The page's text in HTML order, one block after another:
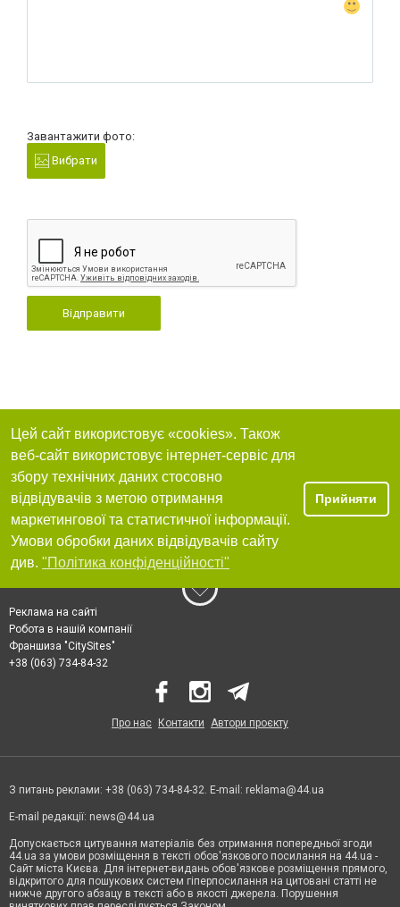
Завантажити фото:
Вибрати
Відправити
Цей сайт використовує «cookies». Також
веб-сайт використовує інтернет-сервіс для
збору технічних даних стосовно
відвідувачів з метою отримання
маркетингової та статистичної інформації.
Умови обробки даних відвідувачів сайту
див. "Політика конфіденційності"
Прийняти
Реклама на сайті
Робота в нашій компанії
Франшиза "CitySites"
+38 (063) 734-84-32
Про нас Контакти Автори проєкту
З питань реклами: +38 (063) 734-84-32. E-mail: reklama@44.ua
E-mail редакції: news@44.ua
Допускається цитування матеріалів без отримання попередньої згоди
44.ua за умови розміщення в тексті обов'язкового посилання на 44.ua -
Сайт міста Києва. Для інтернет-видань обов'язкове розміщення прямого,
відкритого для пошукових систем гіперпосилання на цитовані статті не
нижче другого абзацу в тексті або в якості джерела. Порушення